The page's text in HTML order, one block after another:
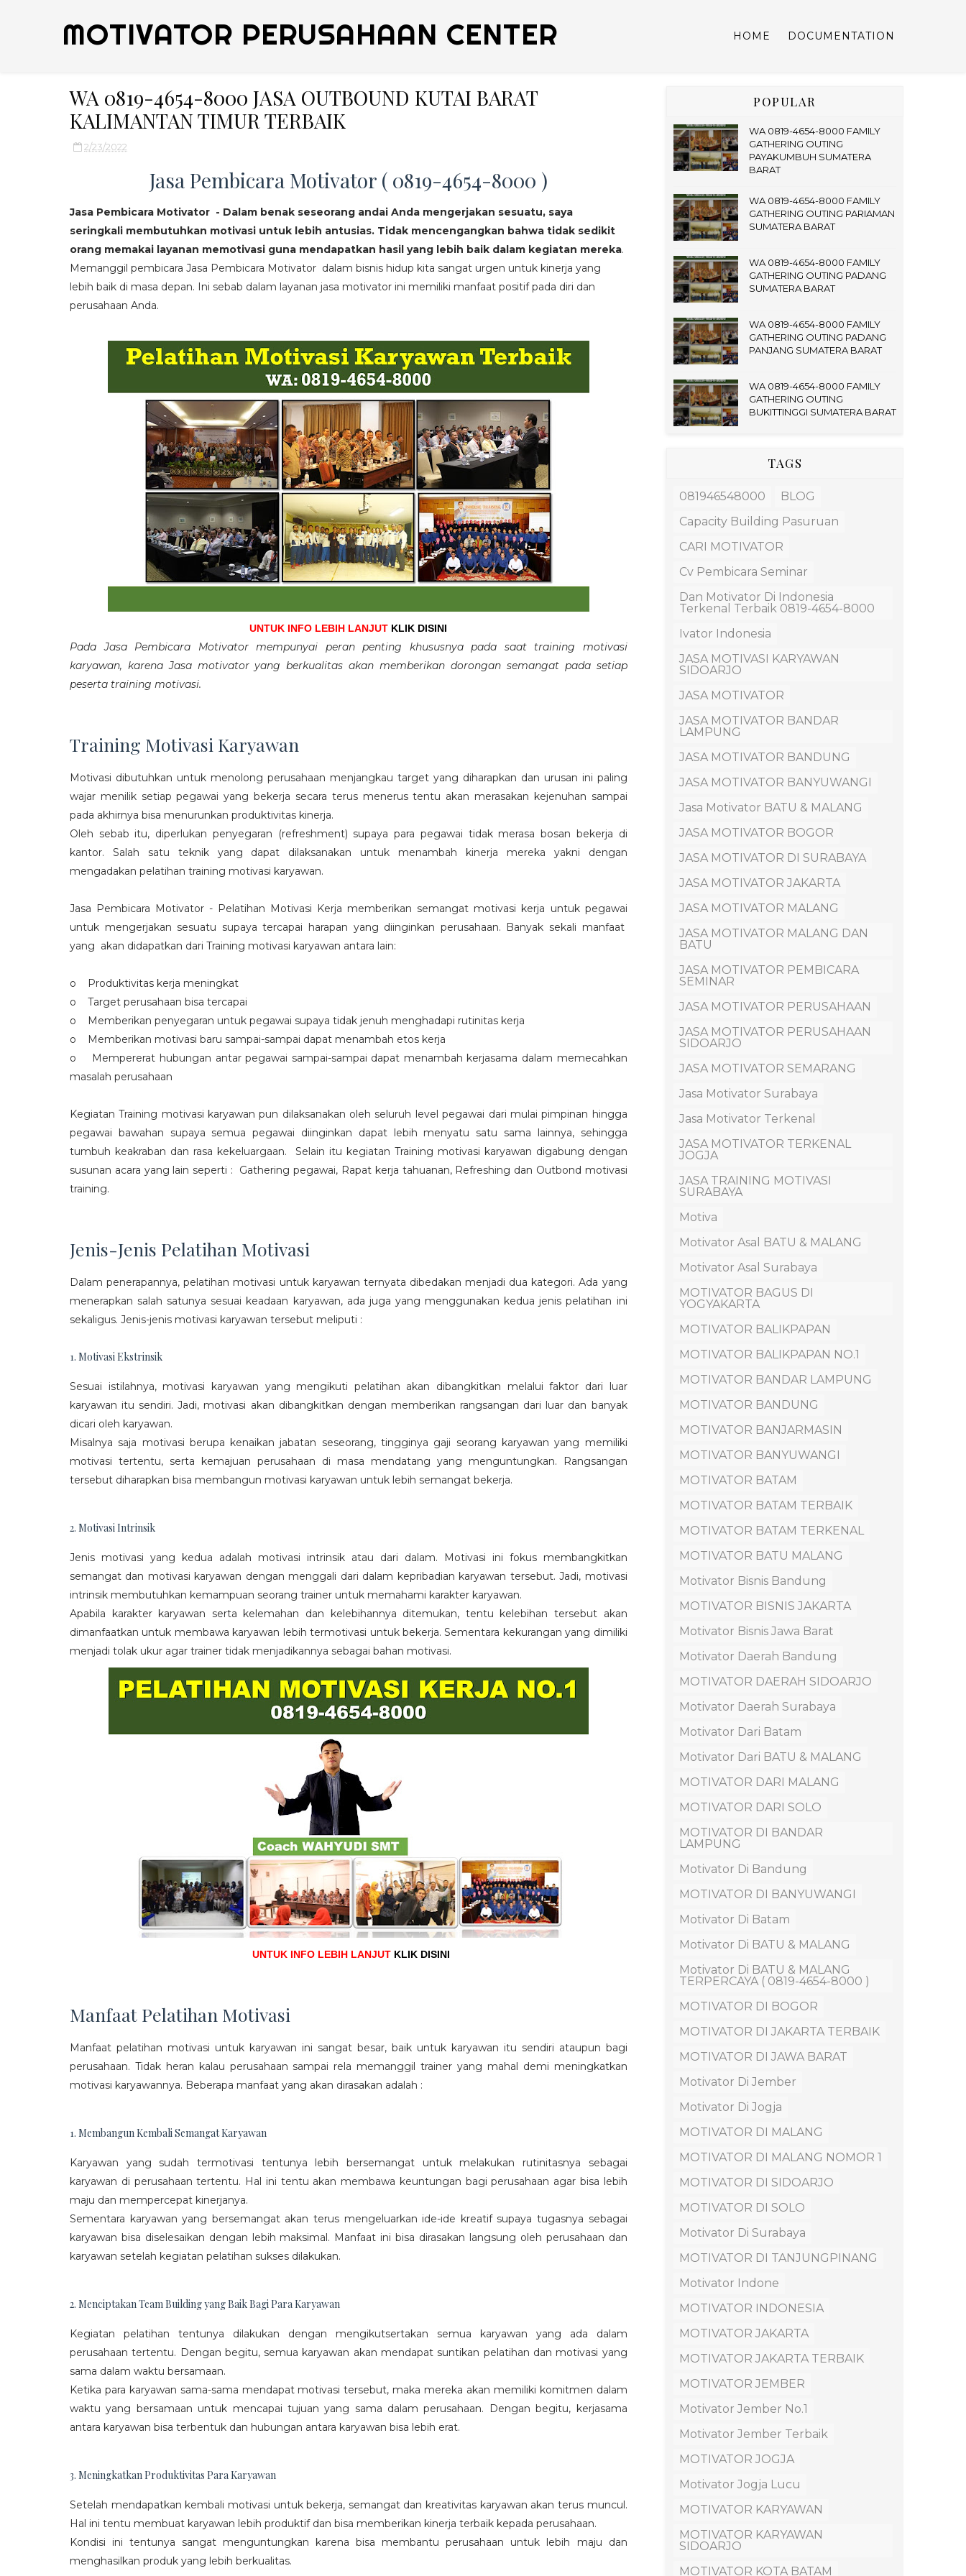
MOTIVATOR PERUSAHAAN CENTER HOME DOCUMENTATION
WA 0819-4654-8000 JASA OUTBOUND KUTAI BARAT
KALIMANTAN TIMUR TERBAIK
2/23/2022
Jasa Pembicara Motivator ( 0819-4654-8000 )
Jasa Pembicara Motivator - Dalam benak seseorang andai Anda mengerjakan sesuatu, saya
seringkali membutuhkan motivasi untuk lebih antusias. Tidak mencengangkan bahwa tidak sedikit
orang memakai layanan memotivasi guna mendapatkan hasil yang lebih baik dalam kegiatan mereka.
Memanggil pembicara Jasa Pembicara Motivator dalam bisnis hidup kita sangat urgen untuk kinerja yang
lebih baik di masa depan. Ini sebab dalam layanan jasa motivator ini memiliki manfaat positif pada diri dan
perusahaan Anda.
UNTUK INFO LEBIH LANJUT KLIK DISINI
Pada Jasa Pembicara Motivator mempunyai peran penting khususnya pada saat training motivasi
karyawan, karena Jasa motivator yang berkualitas akan memberikan dorongan semangat pada setiap
peserta training motivasi.
Training Motivasi Karyawan
Motivasi dibutuhkan untuk menolong perusahaan menjangkau target yang diharapkan dan urusan ini paling
wajar menilik setiap pegawai yang bekerja secara terus menerus tentu akan merasakan kejenuhan sampai
pada akhirnya bisa menurunkan produktivitas kinerja.
Oleh sebab itu, diperlukan penyegaran (refreshment) supaya para pegawai tidak merasa bosan bekerja di
kantor. Salah satu teknik yang dapat dilaksanakan untuk menambah kinerja mereka yakni dengan
mengadakan pelatihan training motivasi karyawan.
Jasa Pembicara Motivator - Pelatihan Motivasi Kerja memberikan semangat motivasi kerja untuk pegawai
untuk mengerjakan sesuatu supaya tercapai harapan yang diinginkan perusahaan. Banyak sekali manfaat
yang akan didapatkan dari Training motivasi karyawan antara lain:
o Produktivitas kerja meningkat
o Target perusahaan bisa tercapai
o Memberikan penyegaran untuk pegawai supaya tidak jenuh menghadapi rutinitas kerja
o Memberikan motivasi baru sampai-sampai dapat menambah etos kerja
o Mempererat hubungan antar pegawai sampai-sampai dapat menambah kerjasama dalam memecahkan
masalah perusahaan
Kegiatan Training motivasi karyawan pun dilaksanakan oleh seluruh level pegawai dari mulai pimpinan hingga
pegawai bawahan supaya semua pegawai diinginkan dapat lebih menyatu satu sama lainnya, sehingga
tumbuh keakraban dan rasa kekeluargaan. Selain itu kegiatan Training motivasi karyawan digabung dengan
susunan acara yang lain seperti : Gathering pegawai, Rapat kerja tahuanan, Refreshing dan Outbond motivasi
training.
Jenis-Jenis Pelatihan Motivasi
Dalam penerapannya, pelatihan motivasi untuk karyawan ternyata dibedakan menjadi dua kategori. Ada yang
menerapkan salah satunya sesuai keadaan karyawan, ada juga yang menggunakan kedua jenis pelatihan ini
sekaligus. Jenis-jenis motivasi karyawan tersebut meliputi :
1. Motivasi Ekstrinsik
Sesuai istilahnya, motivasi karyawan yang mengikuti pelatihan akan dibangkitkan melalui faktor dari luar
karyawan itu sendiri. Jadi, motivasi akan dibangkitkan dengan memberikan rangsangan dari luar dan banyak
dicari oleh karyawan.
Misalnya saja motivasi berupa kenaikan jabatan seseorang, tingginya gaji seorang karyawan yang memiliki
motivasi tertentu, serta kemajuan perusahaan di masa mendatang yang menguntungkan. Rangsangan
tersebut diharapkan bisa membangun motivasi karyawan untuk lebih semangat bekerja.
2. Motivasi Intrinsik
Jenis motivasi yang kedua adalah motivasi intrinsik atau dari dalam. Motivasi ini fokus membangkitkan
semangat dan motivasi karyawan dengan menggali dari dalam kepribadian karyawan tersebut. Jadi, motivasi
intrinsik membutuhkan kemampuan seorang trainer untuk memahami karakter karyawan.
Apabila karakter karyawan serta kelemahan dan kelebihannya ditemukan, tentu kelebihan tersebut akan
dimanfaatkan untuk membawa karyawan lebih termotivasi untuk bekerja. Sementara kekurangan yang dimiliki
menjadi tolak ukur agar trainer tidak menjadikannya sebagai bahan motivasi.
UNTUK INFO LEBIH LANJUT KLIK DISINI
Manfaat Pelatihan Motivasi
Manfaat pelatihan motivasi untuk karyawan ini sangat besar, baik untuk karyawan itu sendiri ataupun bagi
perusahaan. Tidak heran kalau perusahaan sampai rela memanggil trainer yang mahal demi meningkatkan
motivasi karyawannya. Beberapa manfaat yang akan dirasakan adalah :
1. Membangun Kembali Semangat Karyawan
Karyawan yang sudah termotivasi tentunya lebih bersemangat untuk melakukan rutinitasnya sebagai
karyawan di perusahaan tertentu. Hal ini tentu akan membawa keuntungan bagi perusahaan agar bisa lebih
maju dan mempercepat kinerjanya.
Sementara karyawan yang bersemangat akan terus mengeluarkan ide-ide kreatif supaya tugasnya sebagai
karyawan bisa diselesaikan dengan lebih maksimal. Manfaat ini bisa dirasakan langsung oleh perusahaan dan
karyawan setelah kegiatan pelatihan sukses dilakukan.
2. Menciptakan Team Building yang Baik Bagi Para Karyawan
Kegiatan pelatihan tentunya dilakukan dengan mengikutsertakan semua karyawan yang ada dalam
perusahaan tertentu. Dengan begitu, semua karyawan akan mendapat suntikan pelatihan dan motivasi yang
sama dalam waktu bersamaan.
Ketika para karyawan sama-sama mendapat motivasi tersebut, maka mereka akan memiliki komitmen dalam
waktu yang bersamaan untuk mencapai tujuan yang sama dalam perusahaan. Dengan begitu, kerjasama
antara karyawan bisa terbentuk dan hubungan antara karyawan bisa lebih erat.
3. Meningkatkan Produktivitas Para Karyawan
Setelah mendapatkan kembali motivasi untuk bekerja, semangat dan kreativitas karyawan akan terus muncul.
Hal ini tentu membuat karyawan lebih produktif dan bisa memberikan kinerja terbaik kepada perusahaan.
Kondisi ini tentunya sangat menguntungkan karena bisa membantu perusahaan untuk lebih maju dan
menghasilkan produk yang lebih berkualitas.
POPULAR
WA 0819-4654-8000 FAMILY
GATHERING OUTING
PAYAKUMBUH SUMATERA
BARAT
WA 0819-4654-8000 FAMILY
GATHERING OUTING PARIAMAN
SUMATERA BARAT
WA 0819-4654-8000 FAMILY
GATHERING OUTING PADANG
SUMATERA BARAT
WA 0819-4654-8000 FAMILY
GATHERING OUTING PADANG
PANJANG SUMATERA BARAT
WA 0819-4654-8000 FAMILY
GATHERING OUTING
BUKITTINGGI SUMATERA BARAT
TAGS
081946548000
BLOG
Capacity Building Pasuruan
CARI MOTIVATOR
Cv Pembicara Seminar
Dan Motivator Di Indonesia
Terkenal Terbaik 0819-4654-8000
Ivator Indonesia
JASA MOTIVASI KARYAWAN
SIDOARJO
JASA MOTIVATOR
JASA MOTIVATOR BANDAR
LAMPUNG
JASA MOTIVATOR BANDUNG
JASA MOTIVATOR BANYUWANGI
Jasa Motivator BATU & MALANG
JASA MOTIVATOR BOGOR
JASA MOTIVATOR DI SURABAYA
JASA MOTIVATOR JAKARTA
JASA MOTIVATOR MALANG
JASA MOTIVATOR MALANG DAN
BATU
JASA MOTIVATOR PEMBICARA
SEMINAR
JASA MOTIVATOR PERUSAHAAN
JASA MOTIVATOR PERUSAHAAN
SIDOARJO
JASA MOTIVATOR SEMARANG
Jasa Motivator Surabaya
Jasa Motivator Terkenal
JASA MOTIVATOR TERKENAL
JOGJA
JASA TRAINING MOTIVASI
SURABAYA
Motiva
Motivator Asal BATU & MALANG
Motivator Asal Surabaya
MOTIVATOR BAGUS DI
YOGYAKARTA
MOTIVATOR BALIKPAPAN
MOTIVATOR BALIKPAPAN NO.1
MOTIVATOR BANDAR LAMPUNG
MOTIVATOR BANDUNG
MOTIVATOR BANJARMASIN
MOTIVATOR BANYUWANGI
MOTIVATOR BATAM
MOTIVATOR BATAM TERBAIK
MOTIVATOR BATAM TERKENAL
MOTIVATOR BATU MALANG
Motivator Bisnis Bandung
MOTIVATOR BISNIS JAKARTA
Motivator Bisnis Jawa Barat
Motivator Daerah Bandung
MOTIVATOR DAERAH SIDOARJO
Motivator Daerah Surabaya
Motivator Dari Batam
Motivator Dari BATU & MALANG
MOTIVATOR DARI MALANG
MOTIVATOR DARI SOLO
MOTIVATOR DI BANDAR
LAMPUNG
Motivator Di Bandung
MOTIVATOR DI BANYUWANGI
Motivator Di Batam
Motivator Di BATU & MALANG
Motivator Di BATU & MALANG
TERPERCAYA ( 0819-4654-8000 )
MOTIVATOR DI BOGOR
MOTIVATOR DI JAKARTA TERBAIK
MOTIVATOR DI JAWA BARAT
Motivator Di Jember
Motivator Di Jogja
MOTIVATOR DI MALANG
MOTIVATOR DI MALANG NOMOR 1
MOTIVATOR DI SIDOARJO
MOTIVATOR DI SOLO
Motivator Di Surabaya
MOTIVATOR DI TANJUNGPINANG
Motivator Indone
MOTIVATOR INDONESIA
MOTIVATOR JAKARTA
MOTIVATOR JAKARTA TERBAIK
MOTIVATOR JEMBER
Motivator Jember No.1
Motivator Jember Terbaik
MOTIVATOR JOGJA
Motivator Jogja Lucu
MOTIVATOR KARYAWAN
MOTIVATOR KARYAWAN
SIDOARJO
MOTIVATOR KOTA BATAM